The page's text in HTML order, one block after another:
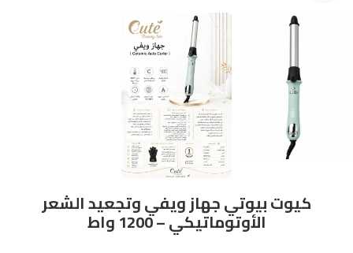
كيوت بيوتي جهاز ويفي وتجعيد الشعر
الأوتوماتيكي – 1200 واط